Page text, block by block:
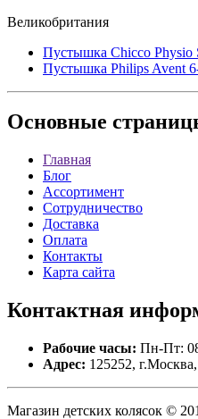
Великобритания
Пустышка Chicco Physio
Пустышка Philips Avent
Основные
Главная
Блог
Ассортимент
Сотрудничество
Доставка
Оплата
Контакты
Карта сайта
Контактная
Рабочие часы: Пн-Пт:
Адрес: 125252,
Магазин детских колясок ©